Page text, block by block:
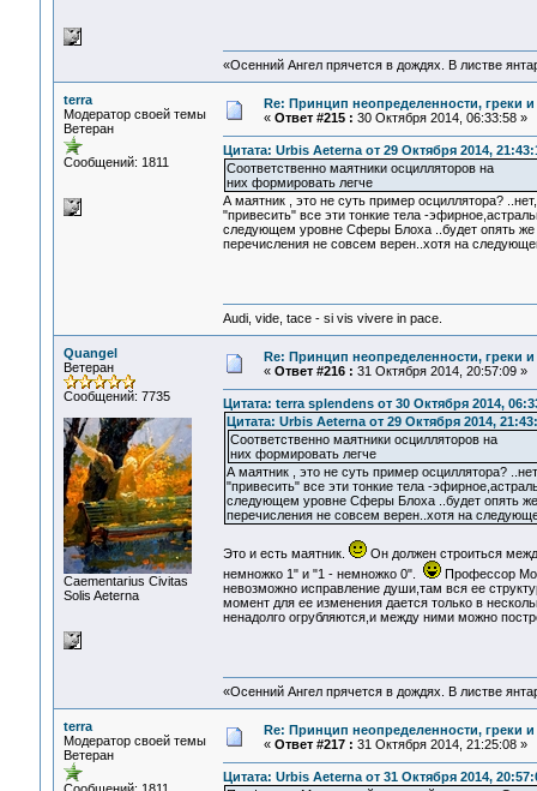
«Осенний Ангел прячется в дождях. В листве
terra
Модератор своей темы
Ветеран
Сообщений: 1811
Re: Принцип неопределенности, греки
« Ответ #215 : 30 Октября 2014, 06:33:58 »
Цитата: Urbis Aeterna от 29 Октября 2014,
Соответственно маятники осцилляторов на
них формировать легче
А маятник , это не суть пример осциллятора?
"привесить" все эти тонкие тела -
следующем уровне Сферы Блоха ..будет опять же
перечисления не совсем верен..хотя на
Audi, vide, tace - si vis vivere in pace.
Quangel
Ветеран
Сообщений: 7735
Сaementarius Civitas
Solis Aeterna
Re: Принцип неопределенности, греки
« Ответ #216 : 31 Октября 2014, 20:57:09 »
Цитата: terra splendens от 30 Октября 2014,
Цитата: Urbis Aeterna от 29 Октября 2014,
Соответственно маятники осцилляторов на
них формировать легче
А маятник , это не суть пример осциллятора?
"привесить" все эти тонкие тела -
следующем уровне Сферы Блоха ..будет опять же
перечисления не совсем верен..хотя на
Это и есть маятник.
Он должен строиться
немножко 1" и "1 - немножко 0".
Профессор
невозможно исправление души,там вся ее
момент для ее изменения дается только в
ненадолго огрубляются,и между ними можно
«Осенний Ангел прячется в дождях. В листве
terra
Модератор своей темы
Ветеран
Re: Принцип неопределенности, греки
« Ответ #217 : 31 Октября 2014, 21:25:08 »
Цитата: Urbis Aeterna от 31 Октября 2014,